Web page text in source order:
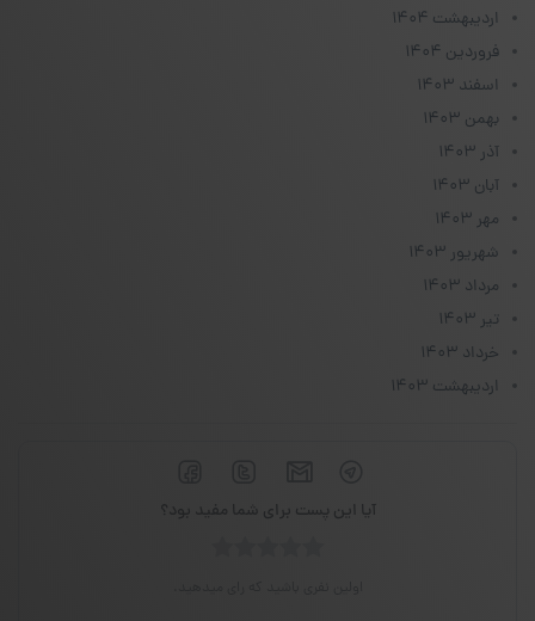
اردیبهشت ۱۴۰۴
فروردین ۱۴۰۴
اسفند ۱۴۰۳
بهمن ۱۴۰۳
آذر ۱۴۰۳
آبان ۱۴۰۳
مهر ۱۴۰۳
شهریور ۱۴۰۳
مرداد ۱۴۰۳
تیر ۱۴۰۳
خرداد ۱۴۰۳
اردیبهشت ۱۴۰۳
آیا این پست برای شما مفید بود؟